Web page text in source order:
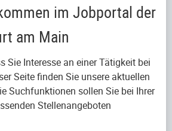
im Jobportal der
am Main
Sie Interesse an einer Tätigkeit bei
Seite finden Sie unsere aktuellen
Suchfunktionen sollen Sie bei Ihrer
Stellenangeboten